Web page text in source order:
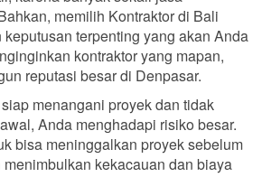
memilih Kontraktor di Bali
terpenting yang akan Anda
kontraktor yang mapan,
reputasi besar di Denpasar.
menangani proyek dan tidak
Anda menghadapi risiko besar.
bisa meninggalkan proyek sebelum
kekacauan dan biaya